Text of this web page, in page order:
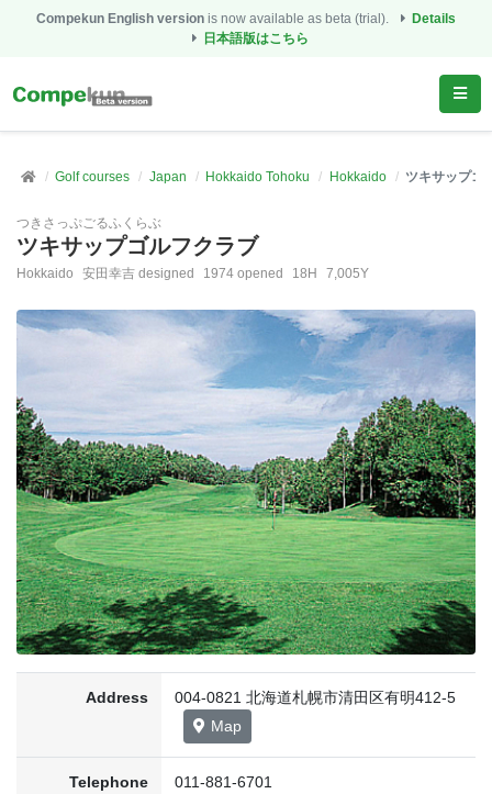
Compekun English version is now available as beta (trial).
Details
日本語版はこちら
Golf courses Japan Hokkaido Tohoku Hokkaido ツキサップゴ
つきさっぷごるふくらぶ
ツキサップゴルフクラブ
Hokkaido 安田幸吉 designed 1974 opened 18H 7,005Y
Address
004-0821 北海道札幌市清田区有明412-5
Map
Telephone
011-881-6701